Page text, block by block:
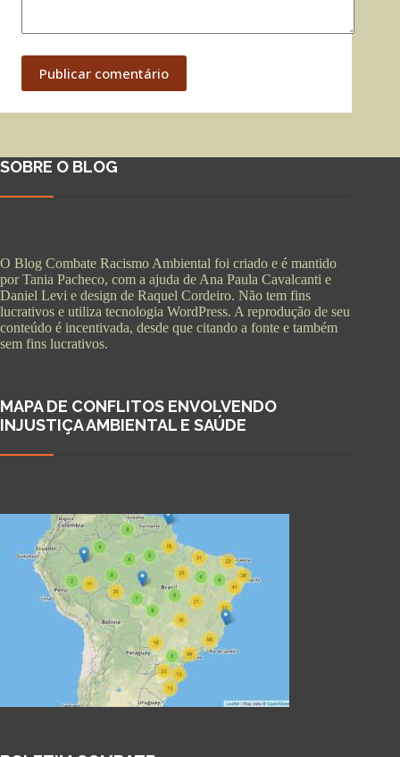
Publicar comentário
SOBRE O BLOG
O Blog Combate Racismo Ambiental foi criado e é mantido
por Tania Pacheco, com a ajuda de Ana Paula Cavalcanti e
Daniel Levi e design de Raquel Cordeiro. Não tem fins
lucrativos e utiliza tecnologia WordPress. A reprodução de seu
conteúdo é incentivada, desde que citando a fonte e também
sem fins lucrativos.
MAPA DE CONFLITOS ENVOLVENDO
INJUSTIÇA AMBIENTAL E SAÚDE